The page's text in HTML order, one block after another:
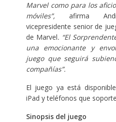
Marvel como para los
móviles”, afirma
vicepresidente senior de
de Marvel. “El
una emocionante y
juego que seguirá
compañías”.
El juego ya está
iPad y teléfonos que
Sinopsis del juego